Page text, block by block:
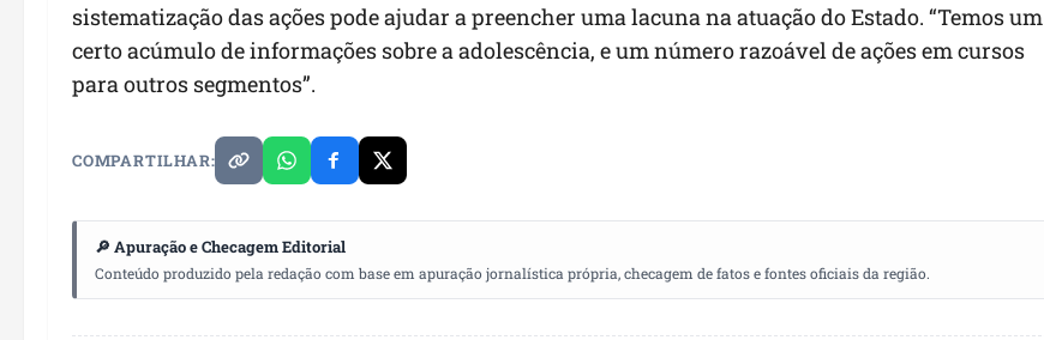
sistematização das ações pode ajudar a preencher uma lacuna na atuação do Estado. “Temos um
certo acúmulo de informações sobre a adolescência, e um número razoável de ações em cursos
para outros segmentos”.
COMPARTILHAR:
🔎 Apuração e Checagem Editorial
Conteúdo produzido pela redação com base em apuração jornalística própria, checagem de fatos e fontes oficiais da região.